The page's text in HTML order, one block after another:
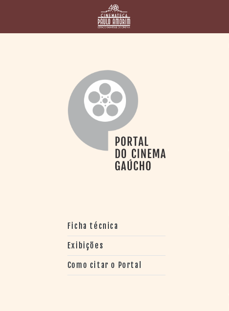
PAULO AMORIM
> HOMENAGEADOS
> ASSOCIAÇÃO DOS
> BIBLIOTECA
ROMEU GRIMALDI
PORTAL DO
CINEMA GAÚCHO
> APRESENTAÇÃO
Ficha técnica
Exibições
Como citar o Portal